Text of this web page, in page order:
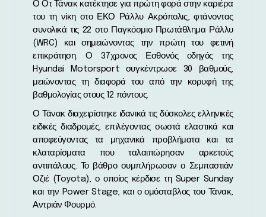
Ο Οτ Τάνακ κατέκτησε για πρώτη φορά στην καριέρα
του τη νίκη στο ΕΚΟ Ράλλυ Ακρόπολις, φτάνοντας
συνολικά τις 22 στο Παγκόσμιο Πρωτάθλημα Ράλλυ
(WRC) και σημειώνοντας την πρώτη του φετινή
επικράτηση. Ο 37χρονος Εσθονός οδηγός της
Hyundai Motorsport συγκέντρωσε 30 βαθμούς,
μειώνοντας τη διαφορά του από την κορυφή της
βαθμολογίας στους 12 πόντους.
Ο Τάνακ διαχειρίστηκε ιδανικά τις δύσκολες ελληνικές
ειδικές διαδρομές, επιλέγοντας σωστά ελαστικά και
αποφεύγοντας τα μηχανικά προβλήματα και τα
κλαταρίσματα που ταλαιπώρησαν αρκετούς
αντιπάλους. Το βάθρο συμπλήρωσαν ο Σεμπαστιάν
Οζιέ (Toyota), ο οποίος κέρδισε τη Super Sunday
και την Power Stage, και ο ομόσταβλος του Τάνακ,
Αντριάν Φουρμό.